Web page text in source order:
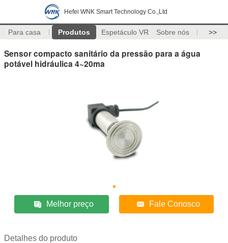
Hefei WNK Smart Technology Co.,Ltd
Para casa Produtos Espetáculo VR Sobre nós >>
Sensor compacto sanitário da pressão para a água
potável hidráulica 4~20ma
Melhor preço Fale Conosco
Detalhes do produto